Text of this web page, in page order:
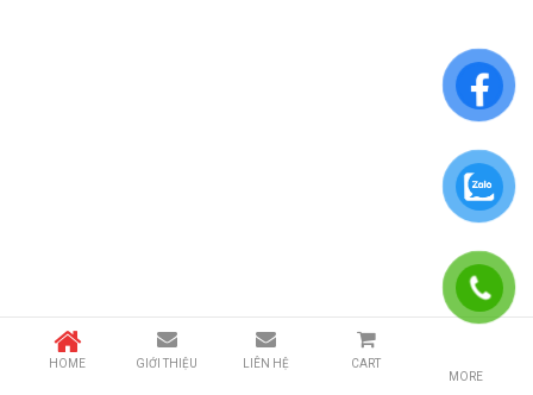
HOME GIỚI THIỆU LIÊN HỆ
CART
MORE